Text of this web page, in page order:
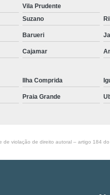
Vila Prudente
Suzano
Barueri
Cajamar
Ilha Comprida
Praia Grande
de violação de direito autoral – artigo 184